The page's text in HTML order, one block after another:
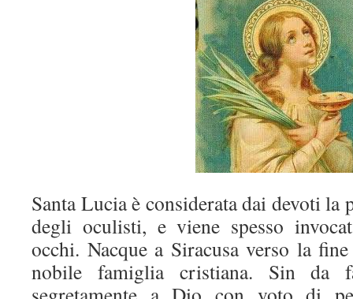
Santa Lucia è considerata dai devoti
degli oculisti, e viene spesso
occhi. Nacque a Siracusa verso la
nobile famiglia cristiana. Sin da